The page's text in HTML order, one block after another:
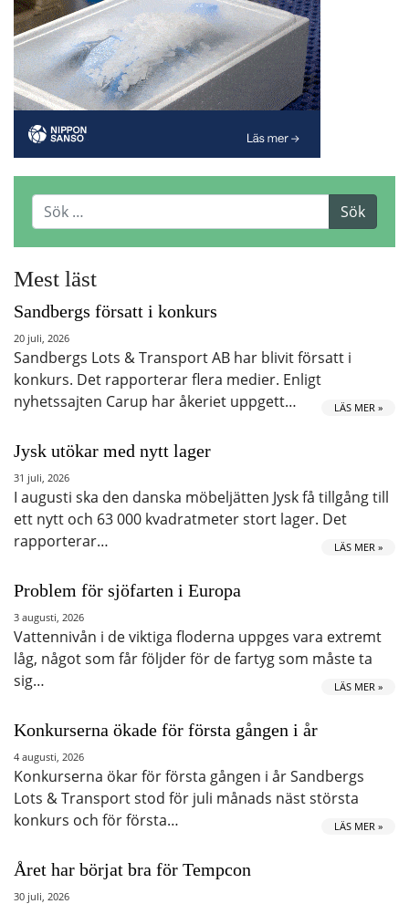
Mest läst
Sandbergs försatt i konkurs
20 juli, 2026
Sandbergs Lots & Transport AB har blivit försatt i
konkurs. Det rapporterar flera medier. Enligt
nyhetssajten Carup har åkeriet uppgett…
LÄS MER »
Jysk utökar med nytt lager
31 juli, 2026
I augusti ska den danska möbeljätten Jysk få tillgång till
ett nytt och 63 000 kvadratmeter stort lager. Det
rapporterar…
LÄS MER »
Problem för sjöfarten i Europa
3 augusti, 2026
Vattennivån i de viktiga floderna uppges vara extremt
låg, något som får följder för de fartyg som måste ta
sig…
LÄS MER »
Konkurserna ökade för första gången i år
4 augusti, 2026
Konkurserna ökar för första gången i år Sandbergs
Lots & Transport stod för juli månads näst största
konkurs och för första…
LÄS MER »
Året har börjat bra för Tempcon
30 juli, 2026